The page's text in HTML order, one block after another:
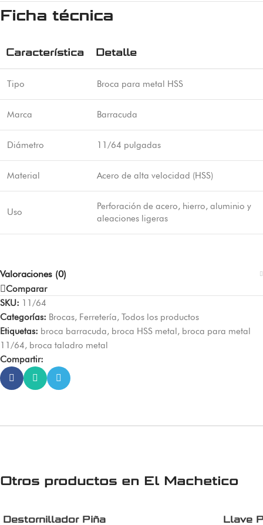
Ficha técnica
Característica Detalle
Tipo Broca para metal HSS
Marca Barracuda
Diámetro 11/64 pulgadas
Material Acero de alta velocidad (HSS)
Uso
Perforación de acero, hierro, aluminio y
aleaciones ligeras
Valoraciones (0)
Comparar
SKU: 11/64
Categorías: Brocas, Ferretería, Todos los productos
Etiquetas: broca barracuda, broca HSS metal, broca para metal
11/64, broca taladro metal
Compartir:
Otros productos en El Machetico
Destornillador Piña Llave